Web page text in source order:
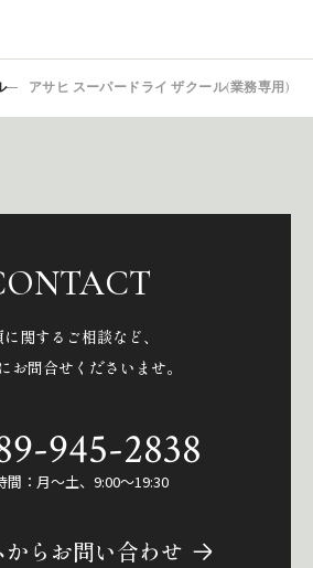
アサヒ スーパードライ ザクール(業務専用)
関するご相談など、
お問合せくださいませ。
945-2838
間：月～土、9:00～19:30
からお問い合わせ